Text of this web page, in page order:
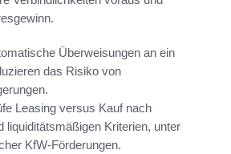
Überweisungen an ein
das Risiko von
Leasing versus Kauf nach
liquiditätsmäßigen Kriterien, unter
KfW-Förderungen.